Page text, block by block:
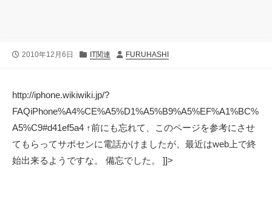
公
2010年12月6日
カ
ー
IT関連
投
FURUHASHI
http://iphone.wikiwiki.jp/?
FAQiPhone%A4%CE%A5%D1%A5%B9%A5%EF%A1%BC%
A5%C9#d41ef5a4 ↑前にも忘れて、このページを参考にさせ
てもらってサポセンに電話かけましたが、最近はweb上で終
始出来るようですな。 備忘でした。 ]]>